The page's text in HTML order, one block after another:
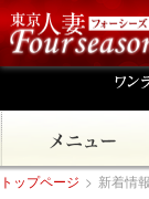
トップページ > 新着情報